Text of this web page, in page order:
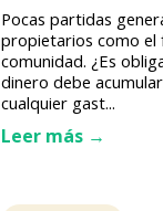
Pocas partidas
propietarios como el
comunidad. ¿Es
dinero debe
cualquier gast...
Leer más →